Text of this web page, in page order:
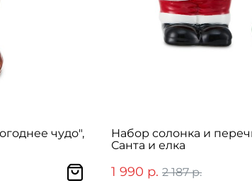
чудо",
Набор солонка и
Санта и елка
1 990 р. 2 187 р.